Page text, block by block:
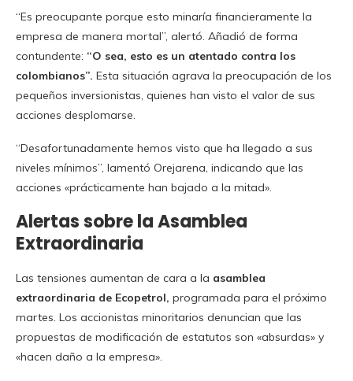
“Es preocupante porque esto minaría financieramente la
empresa de manera mortal”, alertó. Añadió de forma
contundente: “O sea, esto es un atentado contra los
colombianos”. Esta situación agrava la preocupación de los
pequeños inversionistas, quienes han visto el valor de sus
acciones desplomarse.
“Desafortunadamente hemos visto que ha llegado a sus
niveles mínimos”, lamentó Orejarena, indicando que las
acciones «prácticamente han bajado a la mitad».
Alertas sobre la Asamblea
Extraordinaria
Las tensiones aumentan de cara a la asamblea
extraordinaria de Ecopetrol, programada para el próximo
martes. Los accionistas minoritarios denuncian que las
propuestas de modificación de estatutos son «absurdas» y
«hacen daño a la empresa».